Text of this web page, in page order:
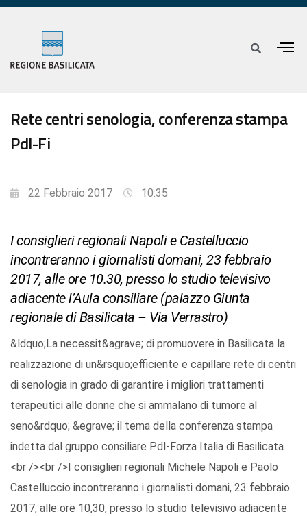
Rete centri senologia, conferenza stampa
Pdl-Fi
22 Febbraio 2017 10:35
I consiglieri regionali Napoli e Castelluccio
incontreranno i giornalisti domani, 23 febbraio
2017, alle ore 10.30, presso lo studio televisivo
adiacente l’Aula consiliare (palazzo Giunta
regionale di Basilicata – Via Verrastro)
&ldquo;La necessit&agrave; di promuovere in Basilicata la
realizzazione di un&rsquo;efficiente e capillare rete di centri
di senologia in grado di garantire i migliori trattamenti
terapeutici alle donne che si ammalano di tumore al
seno&rdquo; &egrave; il tema della conferenza stampa
indetta dal gruppo consiliare Pdl-Forza Italia di Basilicata.
<br /><br />I consiglieri regionali Michele Napoli e Paolo
Castelluccio incontreranno i giornalisti domani, 23 febbraio
2017, alle ore 10,30, presso lo studio televisivo adiacente